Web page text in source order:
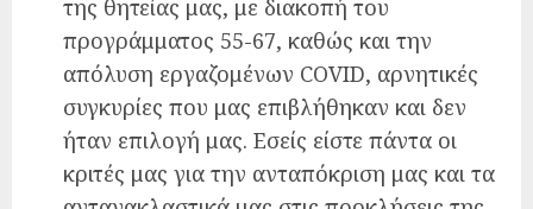
της θητείας μας, με διακοπή του
προγράμματος 55-67, καθώς και την
απόλυση εργαζομένων COVID, αρνητικές
συγκυρίες που μας επιβλήθηκαν και δεν
ήταν επιλογή μας. Εσείς είστε πάντα οι
κριτές μας για την ανταπόκριση μας και τα